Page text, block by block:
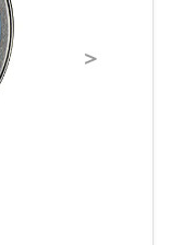
＞